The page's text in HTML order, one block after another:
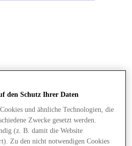
den Schutz Ihrer Daten
und ähnliche Technologien, die
Zwecke gesetzt werden.
(z. B. damit die Website
Zu den nicht notwendigen Cookies